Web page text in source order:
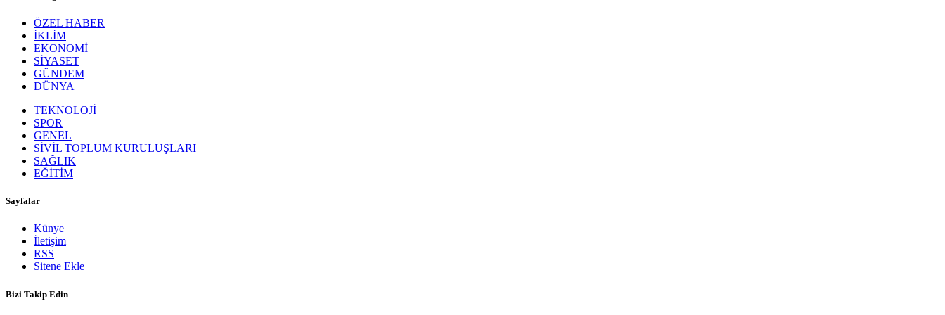
ÖZEL HABER
İKLİM
EKONOMİ
SİYASET
GÜNDEM
DÜNYA
TEKNOLOJİ
SPOR
GENEL
SİVİL TOPLUM KURULUŞLARI
SAĞLIK
EĞİTİM
Sayfalar
Künye
İletişim
RSS
Sitene Ekle
Bizi Takip Edin